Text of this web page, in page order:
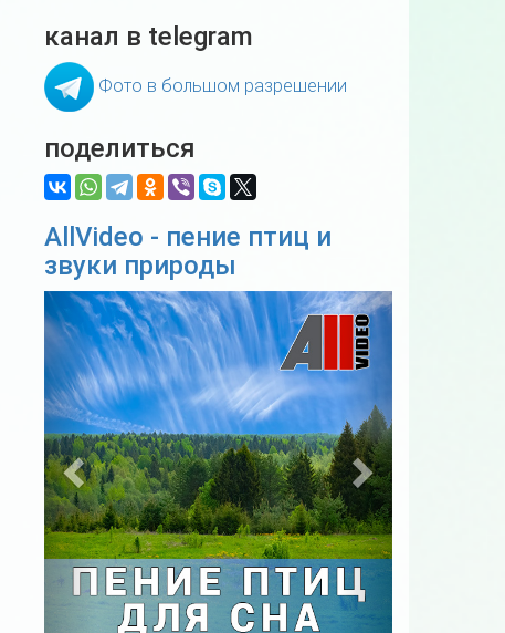
канал в telegram
Фото в большом разрешении
поделиться
AllVideo - пение птиц и
звуки природы
Previous Next